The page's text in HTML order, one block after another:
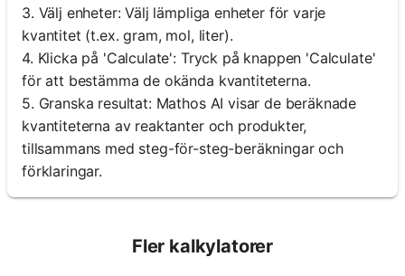
3. Välj enheter: Välj lämpliga enheter för varje
kvantitet (t.ex. gram, mol, liter).
4. Klicka på 'Calculate': Tryck på knappen 'Calculate'
för att bestämma de okända kvantiteterna.
5. Granska resultat: Mathos AI visar de beräknade
kvantiteterna av reaktanter och produkter,
tillsammans med steg-för-steg-beräkningar och
förklaringar.
Fler kalkylatorer